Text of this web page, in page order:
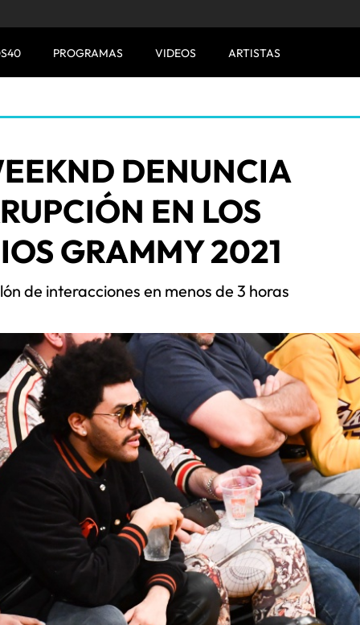
PROGRAMAS VIDEOS ARTISTAS
DENUNCIA
EN LOS
GRAMMY 2021
de interacciones en menos de 3 horas